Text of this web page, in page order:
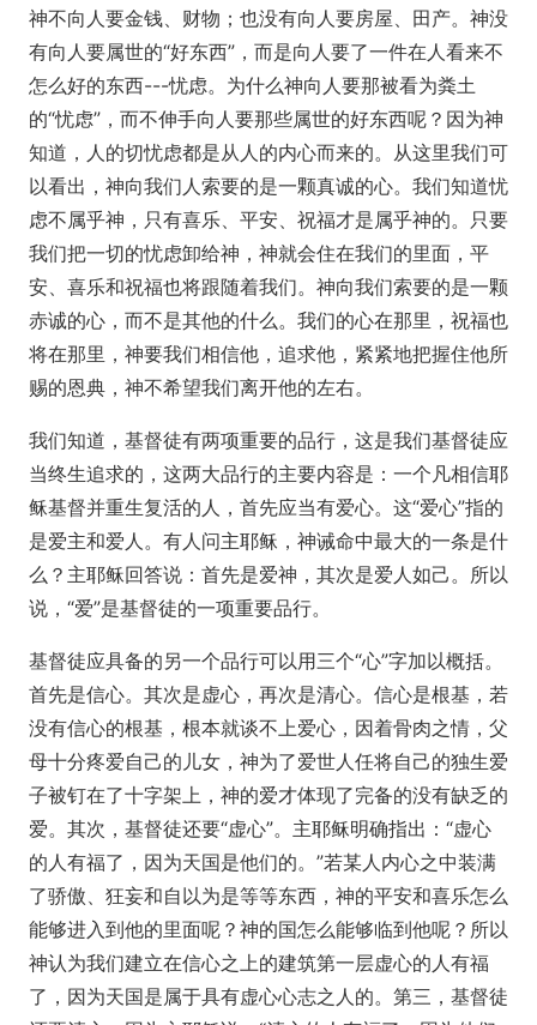
神不向人要金钱、财物；也没有向人要房屋、田产。神没
有向人要属世的“好东西”，而是向人要了一件在人看来不
怎么好的东西---忧虑。为什么神向人要那被看为粪土
的“忧虑”，而不伸手向人要那些属世的好东西呢？因为神
知道，人的切忧虑都是从人的内心而来的。从这里我们可
以看出，神向我们人索要的是一颗真诚的心。我们知道忧
虑不属乎神，只有喜乐、平安、祝福才是属乎神的。只要
我们把一切的忧虑卸给神，神就会住在我们的里面，平
安、喜乐和祝福也将跟随着我们。神向我们索要的是一颗
赤诚的心，而不是其他的什么。我们的心在那里，祝福也
将在那里，神要我们相信他，追求他，紧紧地把握住他所
赐的恩典，神不希望我们离开他的左右。
我们知道，基督徒有两项重要的品行，这是我们基督徒应
当终生追求的，这两大品行的主要内容是：一个凡相信耶
稣基督并重生复活的人，首先应当有爱心。这“爱心”指的
是爱主和爱人。有人问主耶稣，神诫命中最大的一条是什
么？主耶稣回答说：首先是爱神，其次是爱人如己。所以
说，“爱”是基督徒的一项重要品行。
基督徒应具备的另一个品行可以用三个“心”字加以概括。
首先是信心。其次是虚心，再次是清心。信心是根基，若
没有信心的根基，根本就谈不上爱心，因着骨肉之情，父
母十分疼爱自己的儿女，神为了爱世人任将自己的独生爱
子被钉在了十字架上，神的爱才体现了完备的没有缺乏的
爱。其次，基督徒还要“虚心”。主耶稣明确指出：“虚心
的人有福了，因为天国是他们的。”若某人内心之中装满
了骄傲、狂妄和自以为是等等东西，神的平安和喜乐怎么
能够进入到他的里面呢？神的国怎么能够临到他呢？所以
神认为我们建立在信心之上的建筑第一层虚心的人有福
了，因为天国是属于具有虚心心志之人的。第三，基督徒